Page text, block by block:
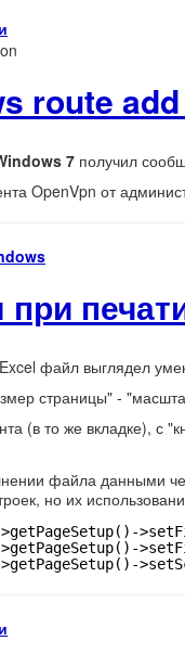
route
7 получил
OpenVpn от
файл выглядел
страницы" -
(в то же вкладке), с
файла данными
но их